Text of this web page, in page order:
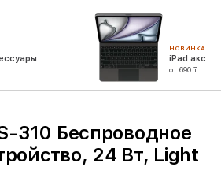
НОВИНКА
iPad
от 690 ₸
310 Беспроводное
24 Вт, Light